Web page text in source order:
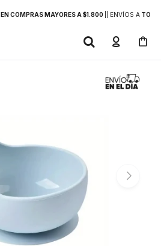
EN COMPRAS MAYORES A $1.800 | ENVÍOS ATODO